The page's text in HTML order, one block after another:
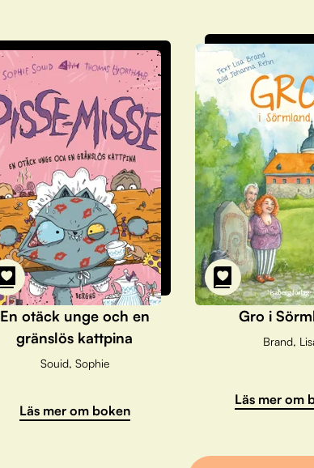
En otäck unge och en
gränslös kattpina
Souid, Sophie
Läs mer om boken
Gro i
Brand,
Läs mer om